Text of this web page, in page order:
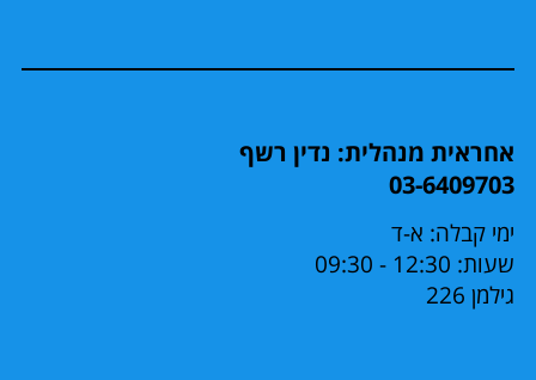
אחראית מנהלית: נדין רשף
03-6409703
ימי קבלה: א-ד
שעות: 12:30 - 09:30
גילמן 226